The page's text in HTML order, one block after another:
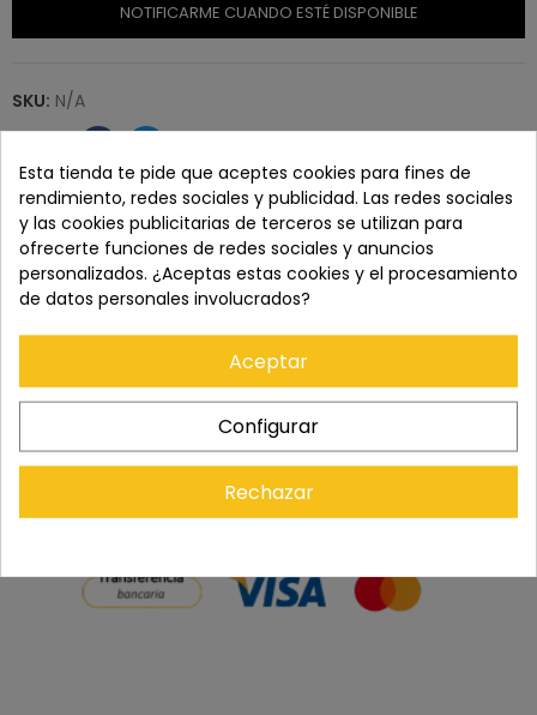
NOTIFICARME CUANDO ESTÉ DISPONIBLE
SKU: N/A
Paga con tranquilidad en nuestro TPV virtual 100%
seguro.
Los pedidos se entregan en un plazo de 5 a 7 días
laborables.
del pedido, para solicitar la devolución.
Esta tienda te pide que aceptes cookies para fines de
rendimiento, redes sociales y publicidad. Las redes sociales
y las cookies publicitarias de terceros se utilizan para
ofrecerte funciones de redes sociales y anuncios
personalizados. ¿Aceptas estas cookies y el procesamiento
de datos personales involucrados?
Aceptar
Configurar
Rechazar